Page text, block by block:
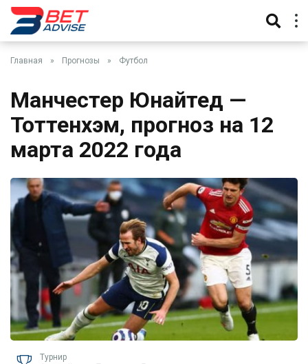
Главная » Прогнозы » Футбол
Манчестер Юнайтед —
Тоттенхэм, прогноз на 12
марта 2022 года
Турнир